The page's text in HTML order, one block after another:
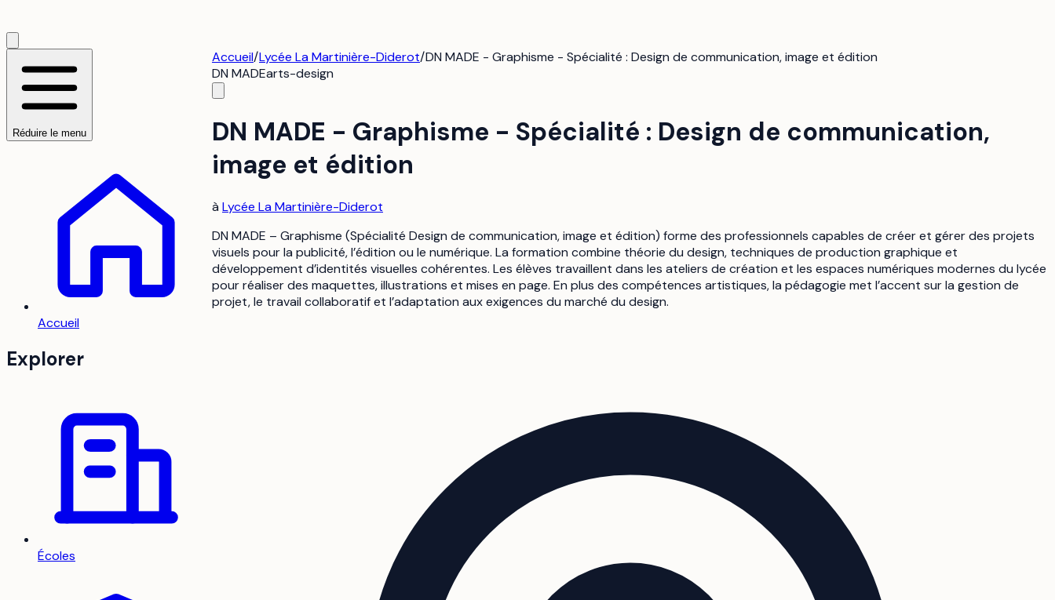
Réduire le menu
Accueil
Explorer
Écoles
Accueil/Lycée La Martinière-Diderot/DN MADE - Graphisme - Spécialité : Design de communication, image et édition
DN MADEarts-design
DN MADE - Graphisme - Spécialité : Design de communication,
image et édition
à Lycée La Martinière-Diderot
DN MADE – Graphisme (Spécialité Design de communication, image et édition) forme des professionnels capables de créer et gérer des projets
visuels pour la publicité, l’édition ou le numérique. La formation combine théorie du design, techniques de production graphique et
développement d’identités visuelles cohérentes. Les élèves travaillent dans les ateliers de création et les espaces numériques modernes du lycée
pour réaliser des maquettes, illustrations et mises en page. En plus des compétences artistiques, la pédagogie met l’accent sur la gestion de
projet, le travail collaboratif et l’adaptation aux exigences du marché du design.